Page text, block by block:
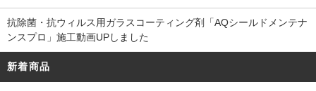
抗除菌・抗ウィルス用ガラスコーティング剤「AQシールドメンテナ
ンスプロ」施工動画UPしました
新着商品